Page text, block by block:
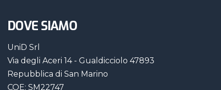
DOVE SIAMO
UniD Srl
Via degli Aceri 14 - Gualdicciolo 47893
Repubblica di San Marino
COE: SM22747